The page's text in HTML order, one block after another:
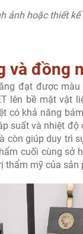
ảnh hoặc thiết
và đồng
đạt được màu
lên bề mặt vật
có khả năng
suất và nhiệt
còn giúp duy trì
cuối cùng
thẩm mỹ của sản